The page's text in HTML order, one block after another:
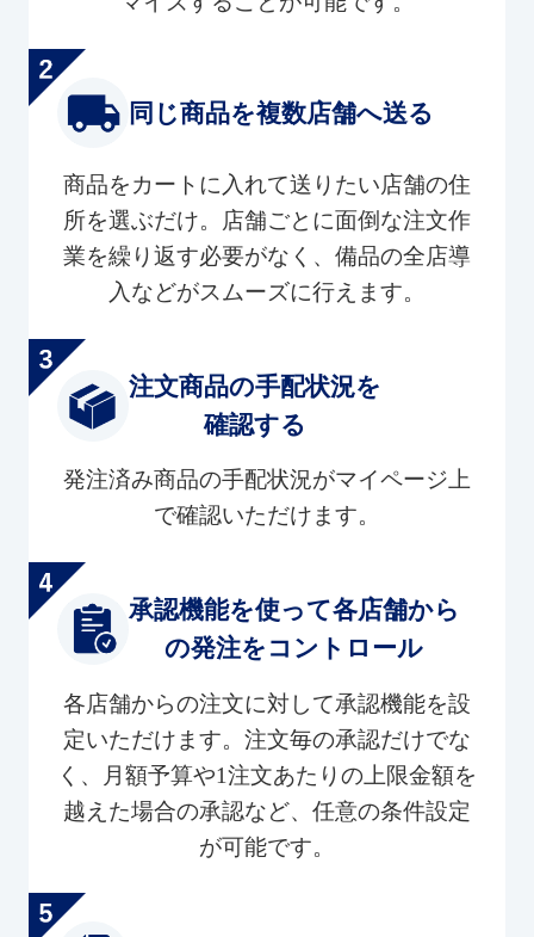
同じ商品を複数店舗へ送る
商品をカートに入れて送りたい店舗の住
所を選ぶだけ。店舗ごとに面倒な注文作
業を繰り返す必要がなく、備品の全店導
入などがスムーズに行えます。
注文商品の手配状況を
確認する
発注済み商品の手配状況がマイページ上
で確認いただけます。
承認機能を使って各店舗から
の発注をコントロール
各店舗からの注文に対して承認機能を設
定いただけます。注文毎の承認だけでな
く、月額予算や1注文あたりの上限金額を
越えた場合の承認など、任意の条件設定
が可能です。